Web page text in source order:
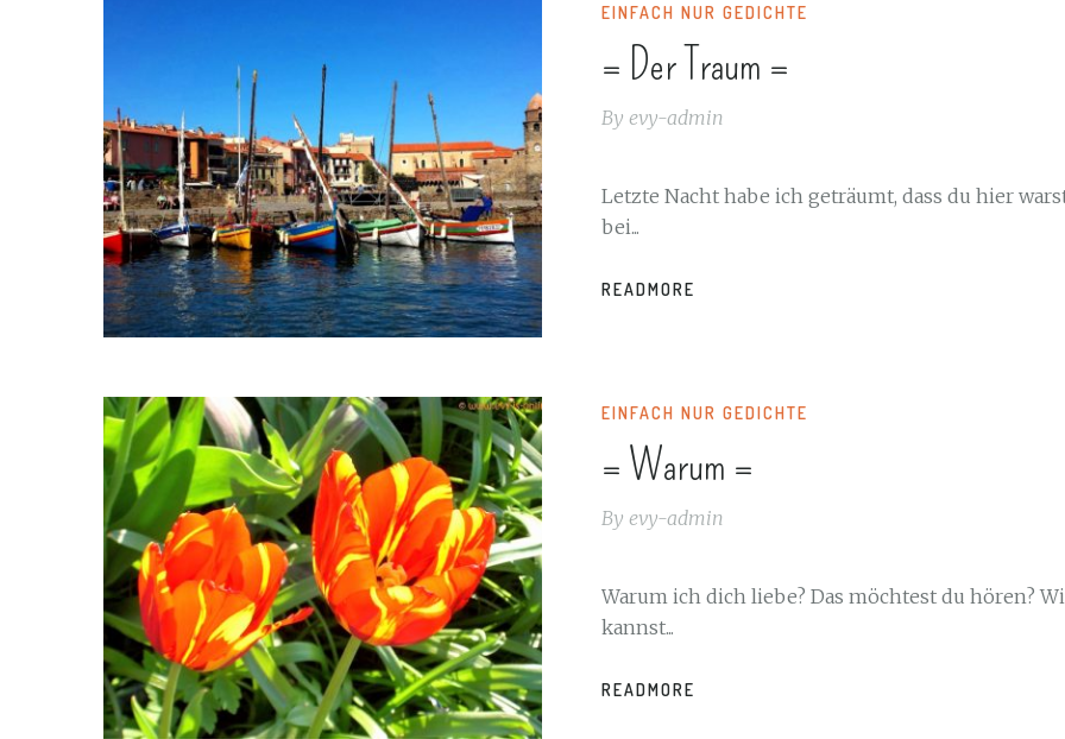
EINFACH NUR GEDICHTE
= Der Traum =
By evy-admin
Letzte Nacht habe ich geträumt, dass du hier
bei...
READMORE
EINFACH NUR GEDICHTE
= Warum =
By evy-admin
Warum ich dich liebe? Das möchtest du hören?
kannst...
READMORE